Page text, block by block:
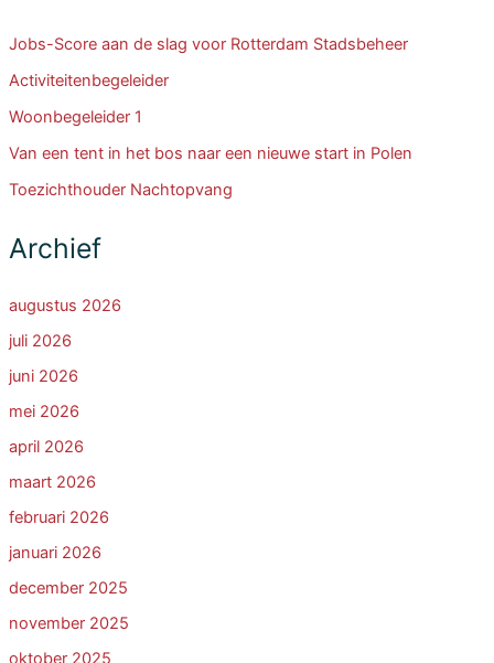
Jobs-Score aan de slag voor Rotterdam Stadsbeheer
Activiteitenbegeleider
Woonbegeleider 1
Van een tent in het bos naar een nieuwe start in Polen
Toezichthouder Nachtopvang
Archief
augustus 2026
juli 2026
juni 2026
mei 2026
april 2026
maart 2026
februari 2026
januari 2026
december 2025
november 2025
oktober 2025